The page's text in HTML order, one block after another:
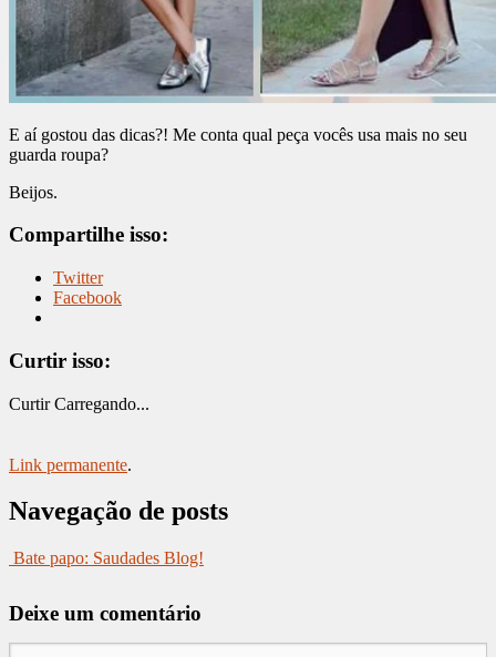
E aí gostou das dicas?! Me conta qual peça vocês usa mais no seu
guarda roupa?
Beijos.
Compartilhe isso:
Twitter
Facebook
Curtir isso:
Curtir Carregando...
Link permanente.
Navegação de posts
Bate papo: Saudades Blog!
Deixe um comentário